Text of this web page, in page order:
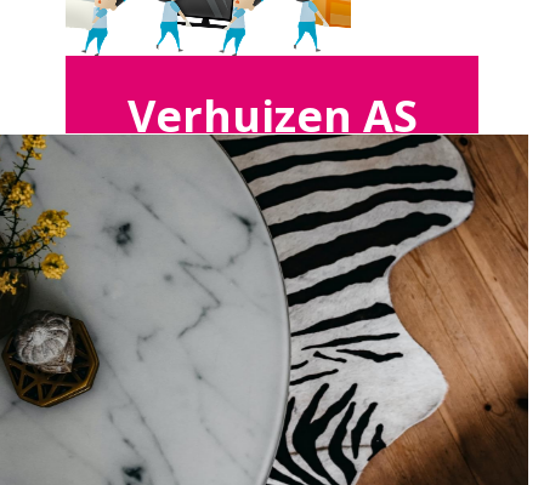
Verhuizen AS